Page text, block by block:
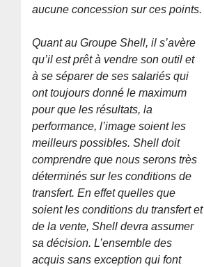
aucune concession sur ces points.
Quant au Groupe Shell, il s’avère
qu’il est prêt à vendre son outil et
à se séparer de ses salariés qui
ont toujours donné le maximum
pour que les résultats, la
performance, l’image soient les
meilleurs possibles. Shell doit
comprendre que nous serons très
déterminés sur les conditions de
transfert. En effet quelles que
soient les conditions du transfert et
de la vente, Shell devra assumer
sa décision. L’ensemble des
acquis sans exception qui font